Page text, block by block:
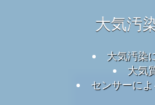
大気汚
大気汚染
大気
センサーに